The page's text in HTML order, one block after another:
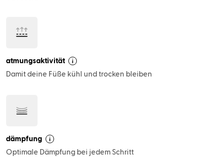
atmungsaktivität i
Damit deine Füße kühl und trocken bleiben
dämpfung i
Optimale Dämpfung bei jedem Schritt